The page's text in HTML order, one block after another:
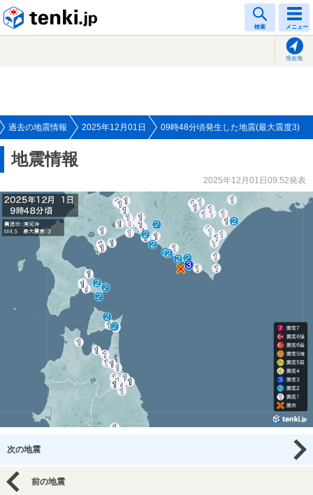
検索 メニュー
現在地
過去の地震情報 2025年12月01日 09時48分頃発生した地震(最大震度3)
地震情報
2025年12月01日09:52発表
次の地震
前の地震